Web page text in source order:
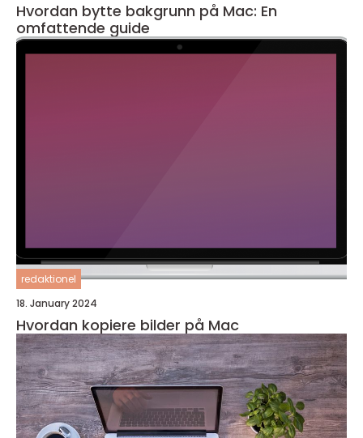
Hvordan bytte bakgrunn på Mac: En
omfattende guide
redaktionel
18. January 2024
Hvordan kopiere bilder på Mac